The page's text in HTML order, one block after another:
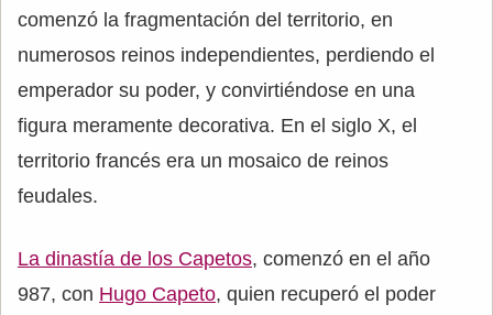
comenzó la fragmentación del territorio, en
numerosos reinos independientes, perdiendo el
emperador su poder, y convirtiéndose en una
figura meramente decorativa. En el siglo X, el
territorio francés era un mosaico de reinos
feudales.
La dinastía de los Capetos, comenzó en el año
987, con Hugo Capeto, quien recuperó el poder